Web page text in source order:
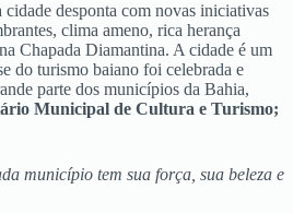
desponta com novas iniciativas
clima ameno, rica herança
Chapada Diamantina. A cidade é um
do turismo baiano foi celebrada e
parte dos municípios da Bahia,
Municipal de Cultura e Turismo;
município tem sua força, sua beleza e